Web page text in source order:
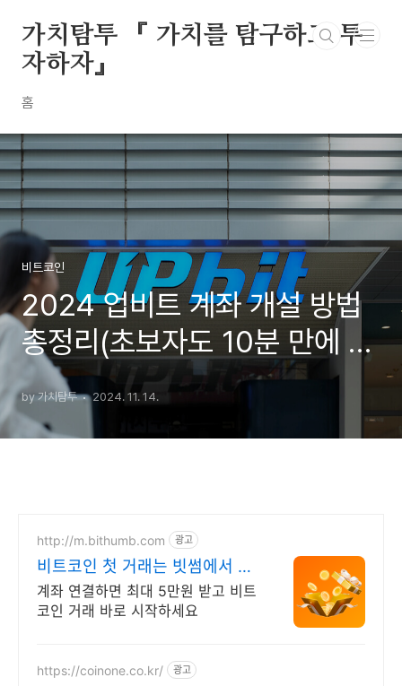
가치탐투 『 가치를 탐구하고 투
자하자』
홈
비트코인
2024 업비트 계좌 개설 방법
총정리(초보자도 10분 만에 완
료)
by 가치탐투 2024. 11. 14.
http://m.bithumb.com 광고
비트코인 첫 거래는 빗썸에서 신
규 가입 시 5만원 혜택
계좌 연결하면 최대 5만원 받고 비트
코인 거래 바로 시작하세요
https://coinone.co.kr/ 광고